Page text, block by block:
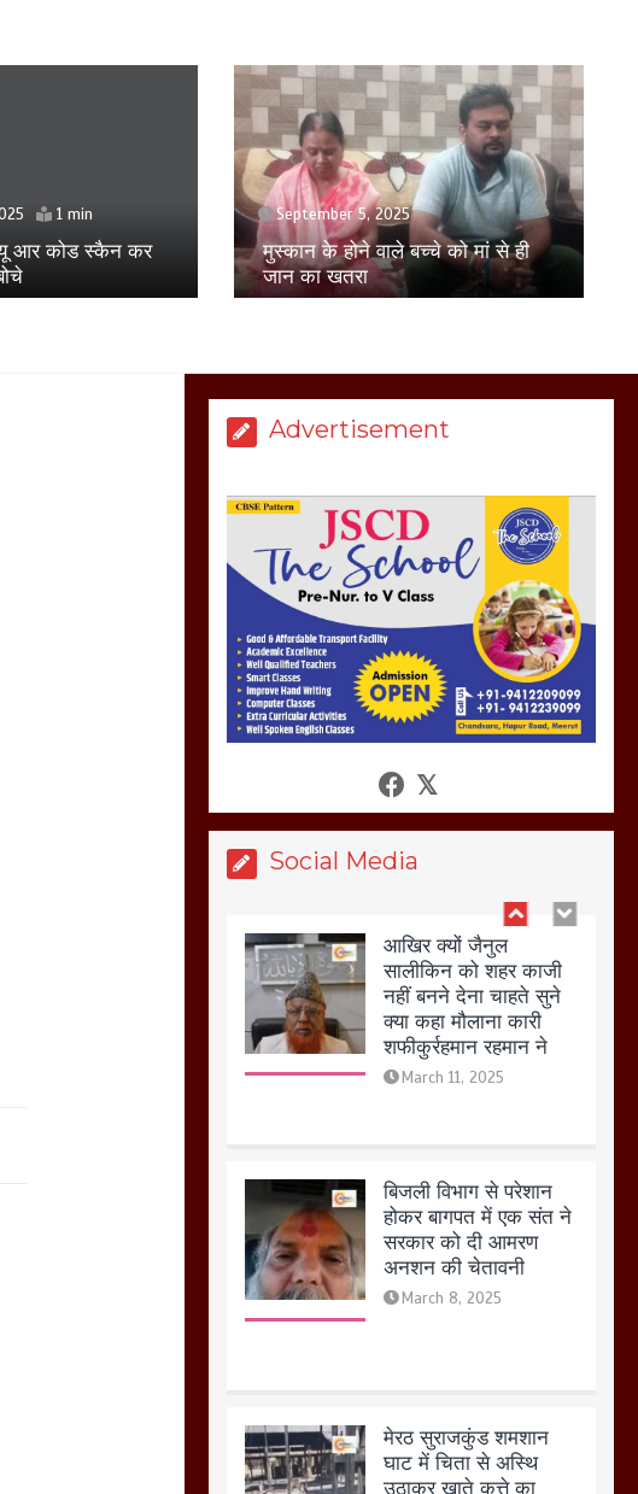
बच्चे को मां से ही
April 17, 2025
युवती से छेड़छाड़ का विरोध करने पर
परिवार पर हमला, पीड़ित परिवार ने
एसएसपी से की शिकायत
Advertisement
Social Media
सरकार को दी आमरण
अनशन की चेतावनी
March 8, 2025
मेरठ सुराजकुंड शमशान
घाट में चिता से अस्थि
हो रहा वायरल
होलिका रखने पर लात मार
कर होलिका को किया तहस
नहस,मोहल्ले वालों के साथ
की गई गाली गलोच ,कहा
अगर रखी गई होली तो होगा
खून खराबा,
March 11, 2025
आखिर क्यों जैनुल
सालीकिन को शहर काजी
क्या कहा मौलाना कारी
शफीकुर्रहमान रहमान ने
March 11, 2025
बिजली विभाग से परेशान
होकर बागपत में एक संत ने
सरकार को दी आमरण
मेरठ सुराजकुंड शमशान
घाट में चिता से अस्थि